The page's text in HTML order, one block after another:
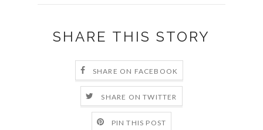
SHARE THIS STORY
SHARE ON FACEBOOK
SHARE ON TWITTER
PIN THIS POST